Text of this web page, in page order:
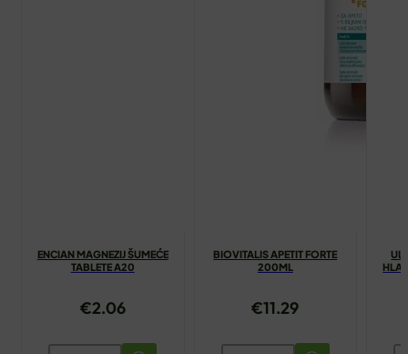
ENCIAN MAGNEZIJ ŠUMEĆE
TABLETE A20
€2.06
BIOVITALIS APETIT FORTE
200ML
€11.29